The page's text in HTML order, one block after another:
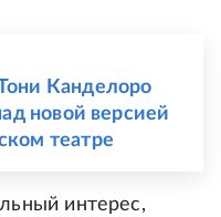
Канделоро
новой версией
театре
интерес,